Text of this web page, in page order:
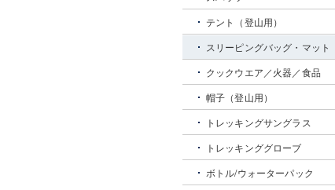
テント（登山用）
スリーピングバッグ・マット
クックウエア／火器／食品
帽子（登山用）
トレッキングサングラス
トレッキンググローブ
ボトル/ウォーターパック